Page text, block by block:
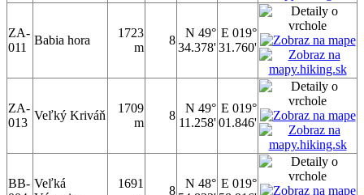
ZA-
011
Babia hora
1723
m
8
N 49°
34.378'
E 019°
31.760'
ZA-
013
Veľký Kriváň
1709
m
8
N 49°
11.258'
E 019°
01.846'
BB- Veľká
1691
8
N 48° E 019°